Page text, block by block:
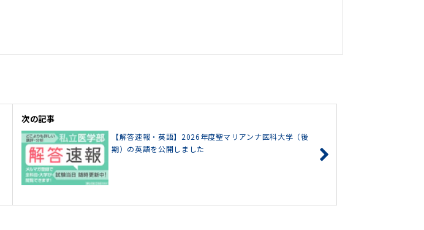
次の記事
【解答速報・英語】2026年度聖マリアンナ医科大学（後
期）の英語を公開しました